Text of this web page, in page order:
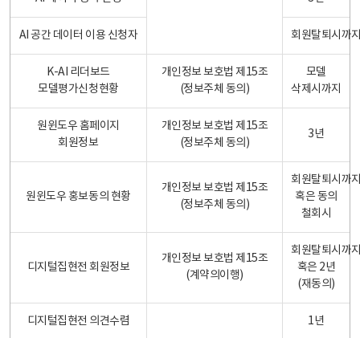
AI 공간 데이터 이용 신청자 회원탈퇴시까
K-AI 리더보드
모델평가신청현황
개인정보 보호법 제15조
(정보주체 동의)
모델
삭제시까지
원윈도우 홈페이지
회원정보
개인정보 보호법 제15조
(정보주체 동의)
3년
원윈도우 홍보동의 현황
개인정보 보호법 제15조
(정보주체 동의)
회원탈퇴시까
혹은 동의
철회시
디지털집현전 회원정보
개인정보 보호법 제15조
(계약의이행)
회원탈퇴시까
혹은 2년
(재동의)
디지털집현전 의견수렴 1년